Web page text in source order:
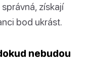
získají
bod ukrást.
nebudou